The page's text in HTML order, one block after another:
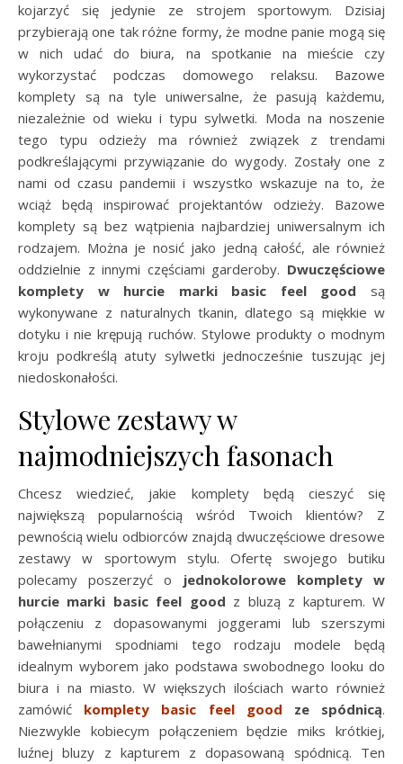
kojarzyć się jedynie ze strojem sportowym. Dzisiaj
przybierają one tak różne formy, że modne panie mogą się
w nich udać do biura, na spotkanie na mieście czy
wykorzystać podczas domowego relaksu. Bazowe
komplety są na tyle uniwersalne, że pasują każdemu,
niezależnie od wieku i typu sylwetki. Moda na noszenie
tego typu odzieży ma również związek z trendami
podkreślającymi przywiązanie do wygody. Zostały one z
nami od czasu pandemii i wszystko wskazuje na to, że
wciąż będą inspirować projektantów odzieży. Bazowe
komplety są bez wątpienia najbardziej uniwersalnym ich
rodzajem. Można je nosić jako jedną całość, ale również
oddzielnie z innymi częściami garderoby. Dwuczęściowe
komplety w hurcie marki basic feel good są
wykonywane z naturalnych tkanin, dlatego są miękkie w
dotyku i nie krępują ruchów. Stylowe produkty o modnym
kroju podkreślą atuty sylwetki jednocześnie tuszując jej
niedoskonałości.
Stylowe zestawy w
najmodniejszych fasonach
Chcesz wiedzieć, jakie komplety będą cieszyć się
największą popularnością wśród Twoich klientów? Z
pewnością wielu odbiorców znajdą dwuczęściowe dresowe
zestawy w sportowym stylu. Ofertę swojego butiku
polecamy poszerzyć o jednokolorowe komplety w
hurcie marki basic feel good z bluzą z kapturem. W
połączeniu z dopasowanymi joggerami lub szerszymi
bawełnianymi spodniami tego rodzaju modele będą
idealnym wyborem jako podstawa swobodnego looku do
biura i na miasto. W większych ilościach warto również
zamówić komplety basic feel good ze spódnicą.
Niezwykle kobiecym połączeniem będzie miks krótkiej,
luźnej bluzy z kapturem z dopasowaną spódnicą. Ten